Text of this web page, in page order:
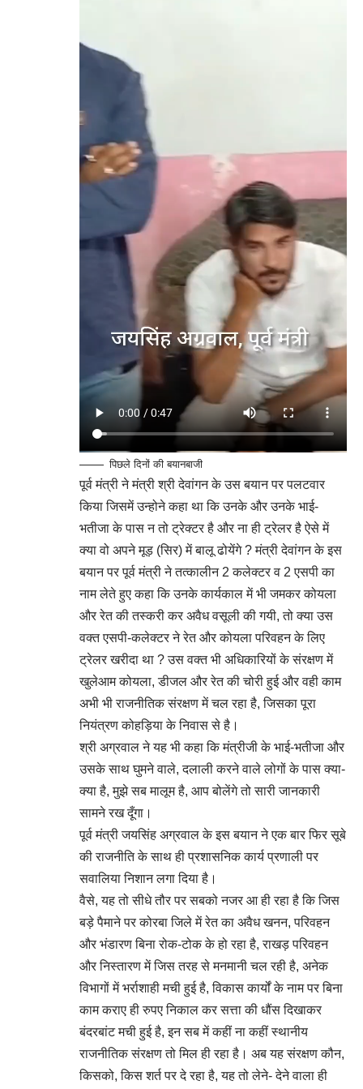
पिछले दिनों की बयानबाजी
पूर्व मंत्री ने मंत्री श्री देवांगन के उस बयान पर पलटवार
किया जिसमें उन्होने कहा था कि उनके और उनके भाई-
भतीजा के पास न तो ट्रेक्टर है और ना ही ट्रेलर है ऐसे में
क्या वो अपने मूड़ (सिर) में बालू ढोयेंगे ? मंत्री देवांगन के इस
बयान पर पूर्व मंत्री ने तत्कालीन 2 कलेक्टर व 2 एसपी का
नाम लेते हुए कहा कि उनके कार्यकाल में भी जमकर कोयला
और रेत की तस्करी कर अवैध वसूली की गयी, तो क्या उस
वक्त एसपी-कलेक्टर ने रेत और कोयला परिवहन के लिए
ट्रेलर खरीदा था ? उस वक्त भी अधिकारियों के संरक्षण में
खुलेआम कोयला, डीजल और रेत की चोरी हुई और वही काम
अभी भी राजनीतिक संरक्षण में चल रहा है, जिसका पूरा
नियंत्रण कोहड़िया के निवास से है।
श्री अग्रवाल ने यह भी कहा कि मंत्रीजी के भाई-भतीजा और
उसके साथ घुमने वाले, दलाली करने वाले लोगों के पास क्या-
क्या है, मुझे सब मालूम है, आप बोलेंगे तो सारी जानकारी
सामने रख दूँगा।
पूर्व मंत्री जयसिंह अग्रवाल के इस बयान ने एक बार फिर सूबे
की राजनीति के साथ ही प्रशासनिक कार्य प्रणाली पर
सवालिया निशान लगा दिया है।
वैसे, यह तो सीधे तौर पर सबको नजर आ ही रहा है कि जिस
बड़े पैमाने पर कोरबा जिले में रेत का अवैध खनन, परिवहन
और भंडारण बिना रोक-टोक के हो रहा है, राखड़ परिवहन
और निस्तारण में जिस तरह से मनमानी चल रही है, अनेक
विभागों में भर्राशाही मची हुई है, विकास कार्यों के नाम पर बिना
काम कराए ही रुपए निकाल कर सत्ता की धौंस दिखाकर
बंदरबांट मची हुई है, इन सब में कहीं ना कहीं स्थानीय
राजनीतिक संरक्षण तो मिल ही रहा है। अब यह संरक्षण कौन,
किसको, किस शर्त पर दे रहा है, यह तो लेने- देने वाला ही